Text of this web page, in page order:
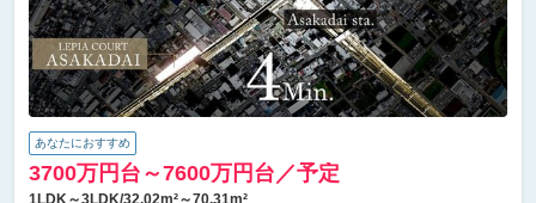
あなたにおすすめ
3700万円台～7600万円台／予定